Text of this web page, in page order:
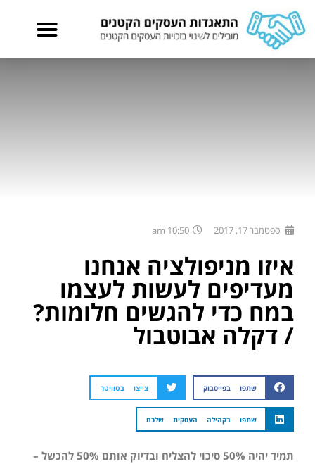
ספטמבר 17, 2017 10:50 am
איזו מניפולציה אנחנו
מעדיפים לעשות לעצמו
במח כדי להגשים חלומות?
/ דקלה אבוטבול
שתפו בפייסבוק צייצו בטוויטר
שתפו בקהילה העסקית שלכם
תמיד יהיה 50% סיכוי להצליח ובדיוק אותם 50% להכשל –